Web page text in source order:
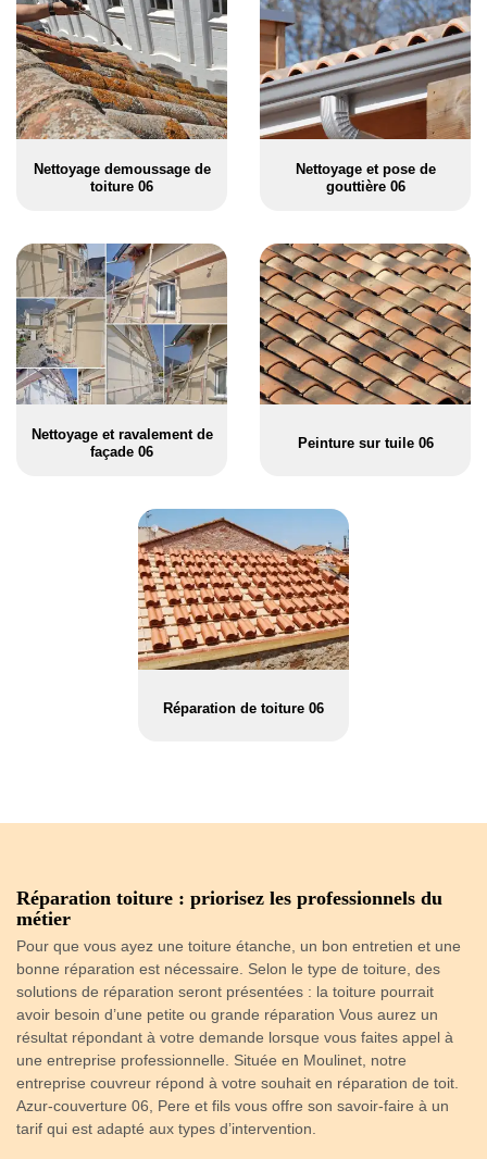
Nettoyage demoussage de
toiture 06
Nettoyage et pose de
gouttière 06
Nettoyage et ravalement de
façade 06
Peinture sur tuile 06
Réparation de toiture 06
Réparation toiture : priorisez les professionnels du
métier
Pour que vous ayez une toiture étanche, un bon entretien et une
bonne réparation est nécessaire. Selon le type de toiture, des
solutions de réparation seront présentées : la toiture pourrait
avoir besoin d’une petite ou grande réparation Vous aurez un
résultat répondant à votre demande lorsque vous faites appel à
une entreprise professionnelle. Située en Moulinet, notre
entreprise couvreur répond à votre souhait en réparation de toit.
Azur-couverture 06, Pere et fils vous offre son savoir-faire à un
tarif qui est adapté aux types d’intervention.